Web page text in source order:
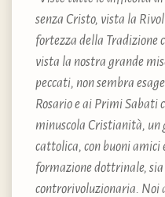
senza Cristo, vista la
fortezza della Tradizione
vista la nostra grande
peccati, non sembra
Rosario e ai Primi Sabati
minuscola Cristianità, un
cattolica, con buoni amici
formazione dottrinale,
controrivoluzionaria. Noi